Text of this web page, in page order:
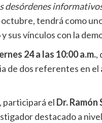
desórdenes
octubre, tendrá como
sus vínculos con la
24 a las 10:00 a.m.,
de dos referentes en
participará el Dr.
destacado a